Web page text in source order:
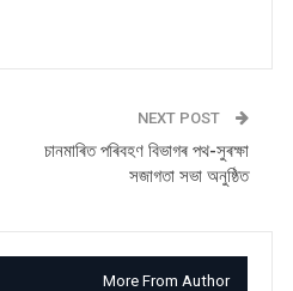
NEXT POST
চানমাৰিত পৰিবহণ বিভাগৰ পথ-সুৰক্ষা
সজাগতা সভা অনুষ্ঠিত
More From Author